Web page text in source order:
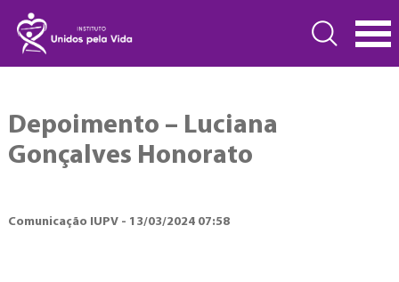
Depoimento – Luciana
Gonçalves Honorato
Comunicação IUPV - 13/03/2024 07:58